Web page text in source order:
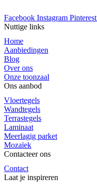
Facebook Instagram Pinterest
Nuttige links
Home
Aanbiedingen
Blog
Over ons
Onze toonzaal
Ons aanbod
Vloertegels
Wandtegels
Terrastegels
Laminaat
Meerlagig parket
Mozaïek
Contacteer ons
Contact
Laat je inspireren